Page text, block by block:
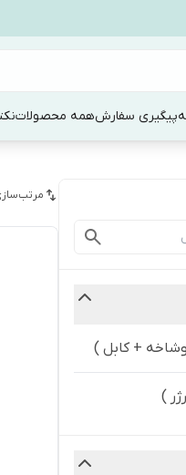
پیگیری سفارشهمه محصولات
+ کابل )
)